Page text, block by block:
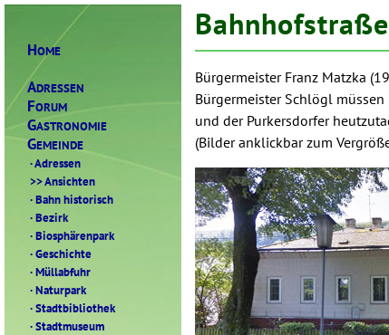
HOME
ADRESSEN
FORUM
GASTRONOMIE
GEMEINDE
·Adressen
>>Ansichten
·Bahn historisch
·Bezirk
·Biosphärenpark
·Geschichte
·Müllabfuhr
·Naturpark
·Stadtbibliothek
·Stadtmuseum
Bürgermeister Franz Matzka
Bürgermeister Schlögl
und der Purkersdorfer
(Bilder anklickbar zum